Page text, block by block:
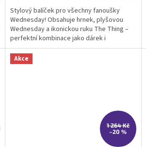
z
5
hvězdiček.
Stylový balíček pro všechny fanoušky
Wednesday! Obsahuje hrnek, plyšovou
Wednesday a ikonickou ruku The Thing –
perfektní kombinace jako dárek i
sběratelský set.
Akce
1 264 Kč
–20 %